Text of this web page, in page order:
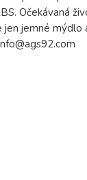
Očekávaná
jen jemné mýdlo